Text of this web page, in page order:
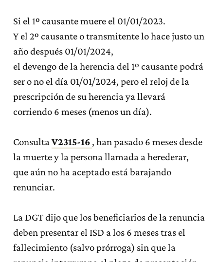
Si el 1º causante muere el 01/01/2023.
Y el 2º causante o transmitente lo hace justo un
año después 01/01/2024,
el devengo de la herencia del 1º causante podrá
ser o no el día 01/01/2024, pero el reloj de la
prescripción de su herencia ya llevará
corriendo 6 meses (menos un día).
ConsultaV2315-16 , han pasado 6 meses desde
la muerte y la persona llamada a herederar,
que aún no ha aceptado está barajando
renunciar.
La DGT dijo que los beneficiarios de la renuncia
deben presentar el ISD a los 6 meses tras el
fallecimiento (salvo prórroga) sin que la